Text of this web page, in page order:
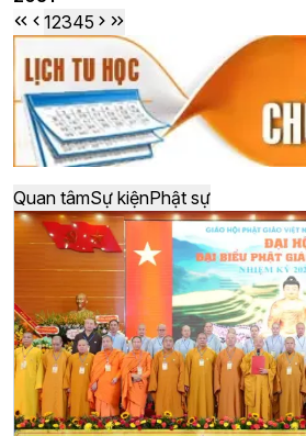
12345
Quan tâmSự kiệnPhật sự